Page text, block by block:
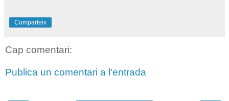
Comparteix
Cap comentari:
Publica un comentari a l'entrada